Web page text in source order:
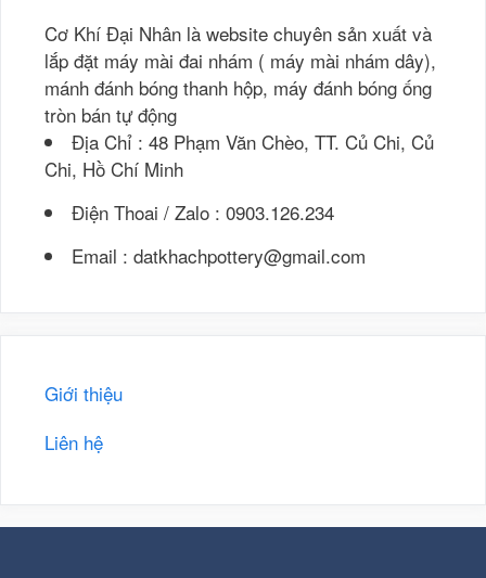
Cơ Khí Đại Nhân là website chuyên sản xuất và
lắp đặt máy mài đai nhám ( máy mài nhám dây),
mánh đánh bóng thanh hộp, máy đánh bóng ống
tròn bán tự động
Địa Chỉ : 48 Phạm Văn Chèo, TT. Củ Chi, Củ
Chi, Hồ Chí Minh
Điện Thoai / Zalo : 0903.126.234
Email : datkhachpottery@gmail.com
Giới thiệu
Liên hệ